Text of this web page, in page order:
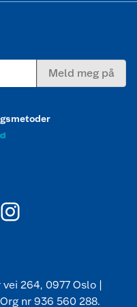
Meld meg på
264, 0977 Oslo |
nr 936 560 288.